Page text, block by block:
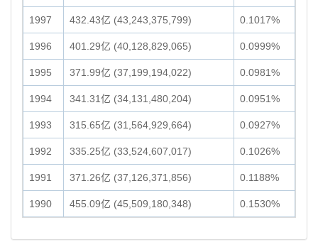
1997 432.43亿 (43,243,375,799) 0.1017%
1996 401.29亿 (40,128,829,065) 0.0999%
1995 371.99亿 (37,199,194,022) 0.0981%
1994 341.31亿 (34,131,480,204) 0.0951%
1993 315.65亿 (31,564,929,664) 0.0927%
1992 335.25亿 (33,524,607,017) 0.1026%
1991 371.26亿 (37,126,371,856) 0.1188%
1990 455.09亿 (45,509,180,348) 0.1530%